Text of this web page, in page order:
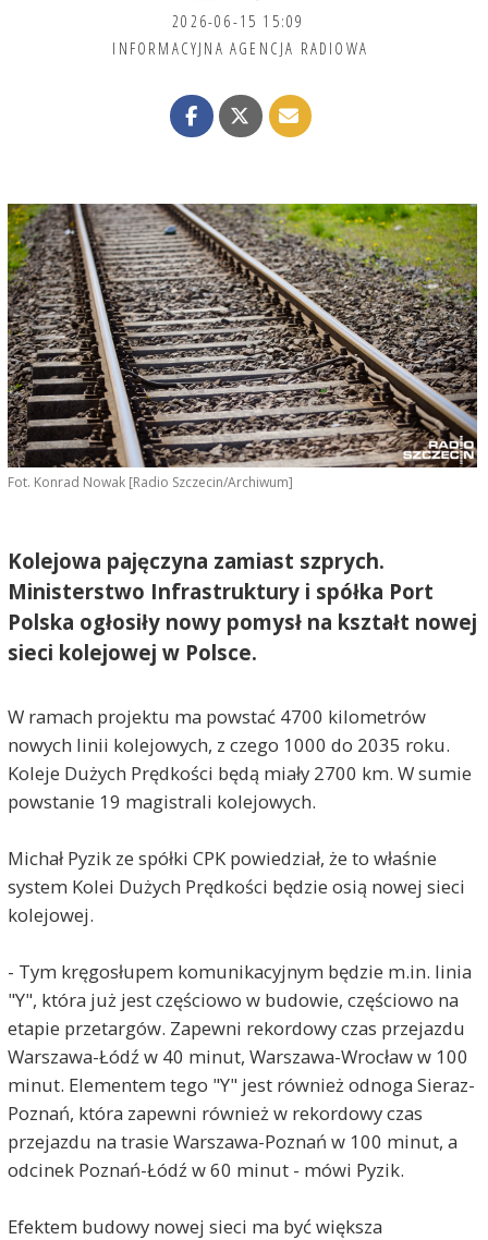
2026-06-15 15:09
INFORMACYJNA AGENCJA RADIOWA
Fot. Konrad Nowak [Radio Szczecin/Archiwum]
Kolejowa pajęczyna zamiast szprych.
Ministerstwo Infrastruktury i spółka Port
Polska ogłosiły nowy pomysł na kształt nowej
sieci kolejowej w Polsce.
W ramach projektu ma powstać 4700 kilometrów
nowych linii kolejowych, z czego 1000 do 2035 roku.
Koleje Dużych Prędkości będą miały 2700 km. W sumie
powstanie 19 magistrali kolejowych.
Michał Pyzik ze spółki CPK powiedział, że to właśnie
system Kolei Dużych Prędkości będzie osią nowej sieci
kolejowej.
- Tym kręgosłupem komunikacyjnym będzie m.in. linia
"Y", która już jest częściowo w budowie, częściowo na
etapie przetargów. Zapewni rekordowy czas przejazdu
Warszawa-Łódź w 40 minut, Warszawa-Wrocław w 100
minut. Elementem tego "Y" jest również odnoga Sieraz-
Poznań, która zapewni również w rekordowy czas
przejazdu na trasie Warszawa-Poznań w 100 minut, a
odcinek Poznań-Łódź w 60 minut - mówi Pyzik.
Efektem budowy nowej sieci ma być większa